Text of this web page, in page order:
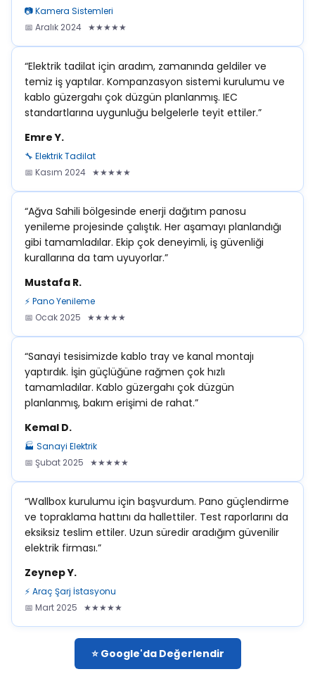
📷 Kamera Sistemleri
📅 Aralık 2024 ★★★★★
“Elektrik tadilat için aradım, zamanında geldiler ve
temiz iş yaptılar. Kompanzasyon sistemi kurulumu ve
kablo güzergahı çok düzgün planlanmış. IEC
standartlarına uygunluğu belgelerle teyit ettiler.”
Emre Y.
🔧 Elektrik Tadilat
📅 Kasım 2024 ★★★★★
“Ağva Sahili bölgesinde enerji dağıtım panosu
yenileme projesinde çalıştık. Her aşamayı planlandığı
gibi tamamladılar. Ekip çok deneyimli, iş güvenliği
kurallarına da tam uyuyorlar.”
Mustafa R.
⚡ Pano Yenileme
📅 Ocak 2025 ★★★★★
“Sanayi tesisimizde kablo tray ve kanal montajı
yaptırdık. İşin güçlüğüne rağmen çok hızlı
tamamladılar. Kablo güzergahı çok düzgün
planlanmış, bakım erişimi de rahat.”
Kemal D.
🏭 Sanayi Elektrik
📅 Şubat 2025 ★★★★★
“Wallbox kurulumu için başvurdum. Pano güçlendirme
ve topraklama hattını da hallettiler. Test raporlarını da
eksiksiz teslim ettiler. Uzun süredir aradığım güvenilir
elektrik firması.”
Zeynep Y.
⚡ Araç Şarj İstasyonu
📅 Mart 2025 ★★★★★
⭐ Google'da Değerlendir